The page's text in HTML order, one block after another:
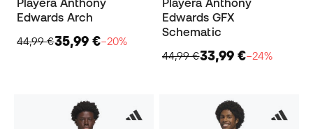
Edwards Arch
44,99 €35,99 €−20%
Edwards GFX
Schematic
44,99 €33,99 €−24%